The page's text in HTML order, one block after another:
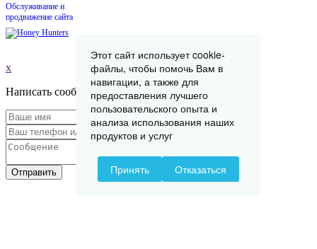
Обслуживание и
продвижение сайта
x
Написать сообщение
Отправить
Этот сайт использует cookie-
файлы, чтобы помочь Вам в
навигации, а также для
предоставления лучшего
пользовательского опыта и
анализа использования наших
продуктов и услуг
Принять Отказаться